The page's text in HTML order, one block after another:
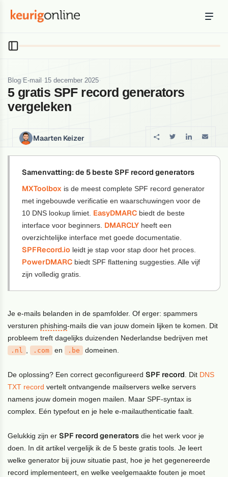
Domeinnaam
Registreer je domein
Support & kennisbank
Blog & tools
Webmail
Je mail bekijken in een online omgeving
Blog/E-mail · 15 december 2025·
5 gratis SPF record generators
vergeleken
Maarten Keizer
Samenvatting: de 5 beste SPF record generators
MXToolbox is de meest complete SPF record generator
met ingebouwde verificatie en waarschuwingen voor de
10 DNS lookup limiet. EasyDMARC biedt de beste
interface voor beginners. DMARCLY heeft een
overzichtelijke interface met goede documentatie.
SPFRecord.io leidt je stap voor stap door het proces.
PowerDMARC biedt SPF flattening suggesties. Alle vijf
zijn volledig gratis.
Je e-mails belanden in de spamfolder. Of erger: spammers
versturen phishing-mails die van jouw domein lijken te komen. Dit
probleem treft dagelijks duizenden Nederlandse bedrijven met
.nl .com en .be domeinen.
De oplossing? Een correct geconfigureerd SPF record . Dit DNS
TXT record vertelt ontvangende mailservers welke servers
namens jouw domein mogen mailen. Maar SPF-syntax is
complex. Eén typefout en je hele e-mailauthenticatie faalt.
Gelukkig zijn er SPF record generators die het werk voor je
doen. In dit artikel vergelijk ik de 5 beste gratis tools. Je leert
welke generator bij jouw situatie past, hoe je het gegenereerde
record implementeert, en welke veelgemaakte fouten je moet